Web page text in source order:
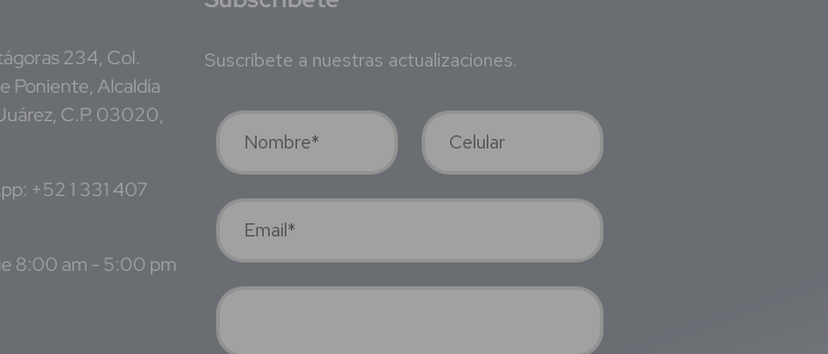
234, Col.
Poniente, Alcaldía
C.P. 03020,
+52 1 331 407
8:00 am - 5:00 pm
Suscríbete a nuestras actualizaciones.